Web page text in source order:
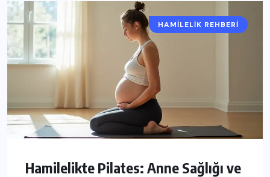
HAMILELIK REHBERI
Hamilelikte Pilates: Anne Sağlığı ve